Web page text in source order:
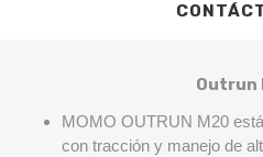
Outrun
MOMO OUTRUN M20
con tracción y manejo de